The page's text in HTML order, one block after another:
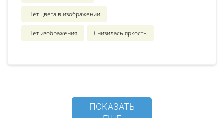
Нет цвета в изображении
Нет изображения Снизилась яркость
ПОКАЗАТЬ